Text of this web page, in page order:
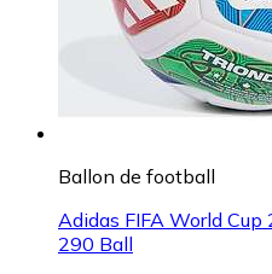
Ballon de football
Adidas FIFA World
290 Ball